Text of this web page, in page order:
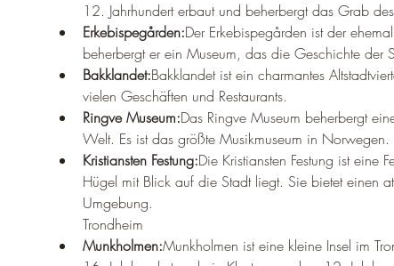
12. Jahrhundert erbaut und beherbergt das Grab
Erkebispegården:Der Erkebispegården ist der
beherbergt er ein Museum, das die Geschichte der
Bakklandet:Bakklandet ist ein charmantes
vielen Geschäften und Restaurants.
Ringve Museum:Das Ringve Museum beherbergt
Welt. Es ist das größte Musikmuseum in Norwegen.
Kristiansten Festung:Die Kristiansten Festung ist eine
Hügel mit Blick auf die Stadt liegt. Sie bietet einen
Umgebung.
Trondheim
Munkholmen:Munkholmen ist eine kleine Insel im